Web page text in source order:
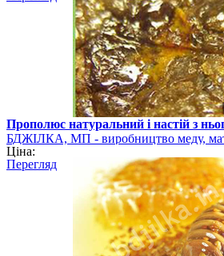
Прополюс натуральний і настій з
БДЖІЛКА, МП - виробництво меду,
квіткового пилку
Ціна:
Перегляд